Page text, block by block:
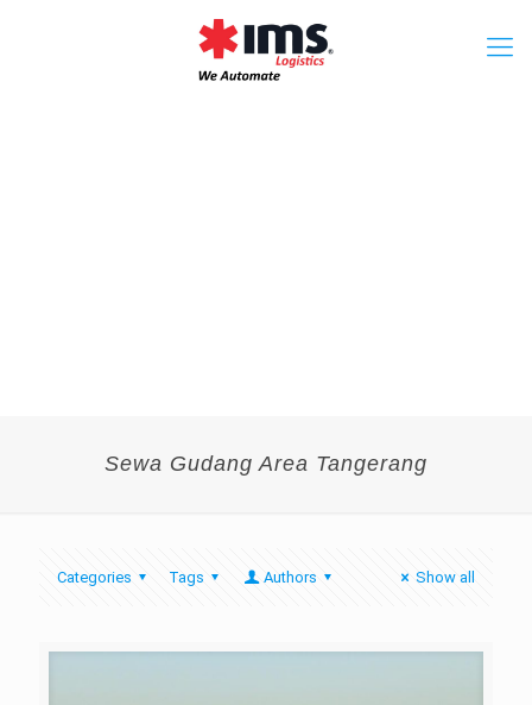
Sewa Gudang Area Tangerang
Categories Tags Authors Show all